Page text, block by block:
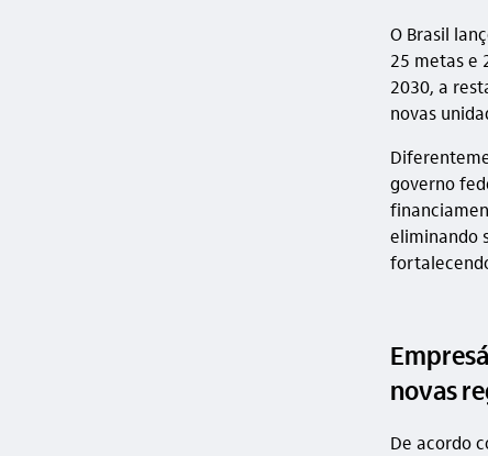
O Brasil
25 metas e
2030, a
novas
governo
eliminando
novas
De acordo